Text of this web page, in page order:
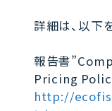
詳細は、以下
報告書
Pricing
http://